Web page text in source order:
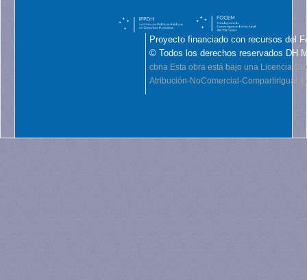
Proyecto financiado con recursos del
© Todos los derechos reservados DH
cbna Esta obra está bajo una Licencia
Atribución-NoComercial-CompartirIgual